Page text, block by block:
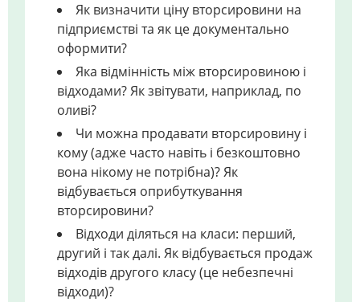
Як визначити ціну вторсировини на
підприємстві та як це документально
оформити?
Яка відмінність між вторсировиною і
відходами? Як звітувати, наприклад, по
оливі?
Чи можна продавати вторсировину і
кому (адже часто навіть і безкоштовно
вона нікому не потрібна)? Як
відбувається оприбуткування
вторсировини?
Відходи діляться на класи: перший,
другий і так далі. Як відбувається продаж
відходів другого класу (це небезпечні
відходи)?